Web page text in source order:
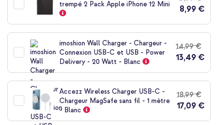
trempé 2 Pack Apple iPhone 12 Mini
8,99 €
imoshion Wall Charger - Chargeur -
Connexion USB-C et USB - Power
Delivery - 20 Watt - Blanc
14,99 €
13,49 €
Accezz Wireless Charger USB-C -
Chargeur MagSafe sans fil - 1 mètre
- Blanc
18,99 €
17,09 €